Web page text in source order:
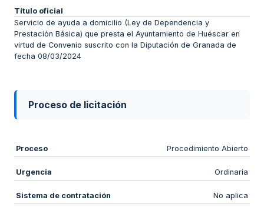
Título oficial
Servicio de ayuda a domicilio (Ley de Dependencia y
Prestación Básica) que presta el Ayuntamiento de Huéscar en
virtud de Convenio suscrito con la Diputación de Granada de
fecha 08/03/2024
Proceso de licitación
Proceso Procedimiento Abierto
Urgencia Ordinaria
Sistema de contratación No aplica